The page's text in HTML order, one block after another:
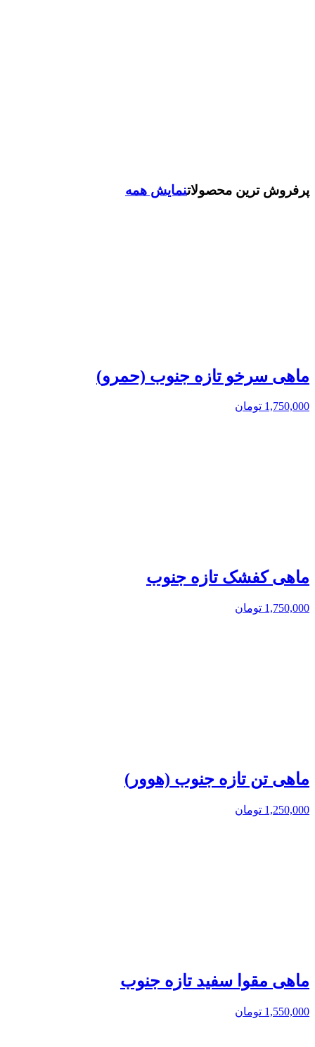
پرفروش ترین محصولاتنمایش همه
ماهی سرخو تازه جنوب (حمرو)
1,750,000 تومان
ماهی کفشک تازه جنوب
1,750,000 تومان
ماهی تن تازه جنوب (هوور)
1,250,000 تومان
ماهی مقوا سفید تازه جنوب
1,550,000 تومان